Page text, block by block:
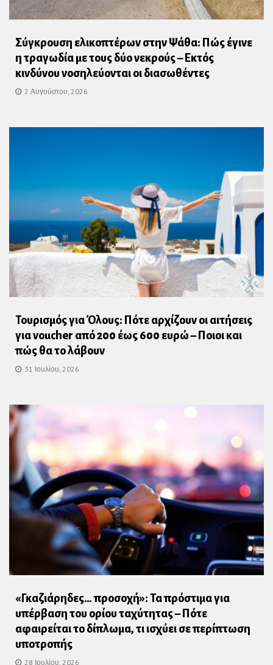
Σύγκρουση ελικοπτέρων στην Ψάθα: Πώς έγινε
η τραγωδία με τους δύο νεκρούς – Εκτός
κινδύνου νοσηλεύονται οι διασωθέντες
2 Αυγούστου, 2026
Τουρισμός για Όλους: Πότε αρχίζουν οι αιτήσεις
για voucher από 200 έως 600 ευρώ – Ποιοι και
πώς θα το λάβουν
31 Ιουλίου, 2026
«Γκαζιάρηδες… προσοχή»: Τα πρόστιμα για
υπέρβαση του ορίου ταχύτητας – Πότε
αφαιρείται το δίπλωμα, τι ισχύει σε περίπτωση
υποτροπής
28 Ιουλίου, 2026